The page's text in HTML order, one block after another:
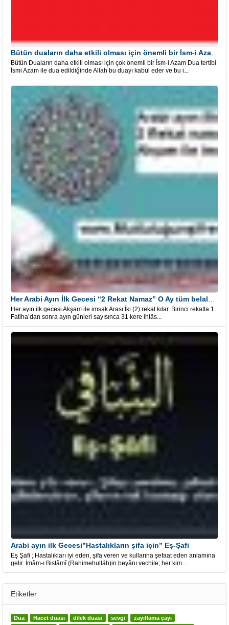
Bütün Duaların daha etkili olması için çok önemli bir İsm-i Azam Dua tertibi
İsmi Azam ile dua edildiğinde Allah bu duayı kabul eder ve bu i...
Her ayın ilk gecesi Akşam ile imsak Arası İki (2) rekat kılar. Birinci rekatta 1
Fatiha’dan sonra ayın günleri sayısınca 31 kere ihlâs...
Arabi ayın ilk Gecesi”Hastalıkların şifa için” Eş-Şafi
Eş Şafi ; Hastalıkları iyi eden, şifa veren ve kullarına şefaat eden anlamına
gelir. İmâm-ı Bistâmî (Rahimehulláh)in beyânı vechile; her kim...
Etiketler
Dua Hacet duası dilek duası sevgi zayıflama çayı